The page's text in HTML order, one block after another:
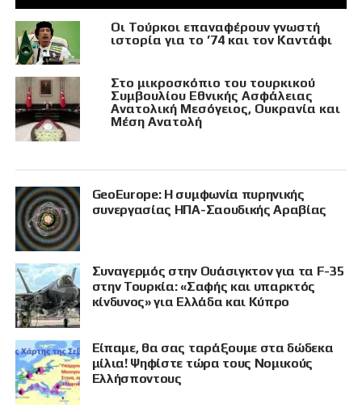
Οι Τούρκοι επαναφέρουν γνωστή
ιστορία για το ’74 και τον Καντάφι
Στο μικροσκόπιο του τουρκικού
Συμβουλίου Εθνικής Ασφάλειας
Ανατολική Μεσόγειος, Ουκρανία και
Μέση Ανατολή
GeoEurope: Η συμφωνία πυρηνικής
συνεργασίας ΗΠΑ-Σαουδικής Αραβίας
Συναγερμός στην Ουάσιγκτον για τα F-35
στην Τουρκία: «Σαφής και υπαρκτός
κίνδυνος» για Ελλάδα και Κύπρο
Είπαμε, θα σας ταράξουμε στα δώδεκα
μίλια! Ψηφίστε τώρα τους Νομικούς
Ελλήσποντους